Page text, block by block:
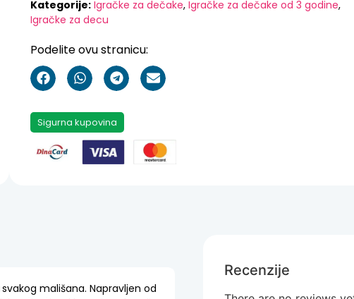
Kategorije: Igračke za dečake,Igračke za dečake od 3 godine,
Igračke za decu
Podelite ovu stranicu:
Sigurna kupovina
mališana. Napravljen od
Recenzije